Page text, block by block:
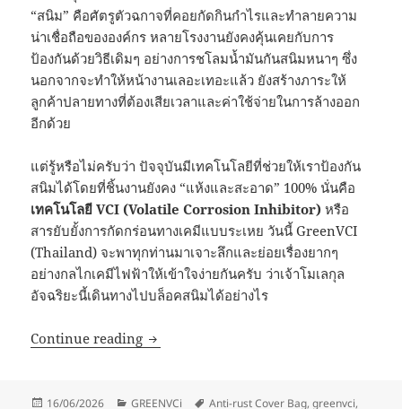
“สนิม” คือศัตรูตัวฉกาจที่คอยกัดกินกำไรและทำลายความ
น่าเชื่อถือขององค์กร หลายโรงงานยังคงคุ้นเคยกับการ
ป้องกันด้วยวิธีเดิมๆ อย่างการชโลมน้ำมันกันสนิมหนาๆ ซึ่ง
นอกจากจะทำให้หน้างานเลอะเทอะแล้ว ยังสร้างภาระให้
ลูกค้าปลายทางที่ต้องเสียเวลาและค่าใช้จ่ายในการล้างออก
อีกด้วย
แต่รู้หรือไม่ครับว่า ปัจจุบันมีเทคโนโลยีที่ช่วยให้เราป้องกัน
สนิมได้โดยที่ชิ้นงานยังคง “แห้งและสะอาด” 100% นั่นคือ
เทคโนโลยี VCI (Volatile Corrosion Inhibitor) หรือ
สารยับยั้งการกัดกร่อนทางเคมีแบบระเหย วันนี้ GreenVCI
(Thailand) จะพาทุกท่านมาเจาะลึกและย่อยเรื่องยากๆ
อย่างกลไกเคมีไฟฟ้าให้เข้าใจง่ายกันครับ ว่าเจ้าโมเลกุล
อัจฉริยะนี้เดินทางไปบล็อคสนิมได้อย่างไร
Continue reading เจาะลึกเทคโนโลยี VCI: โมเลกุลไอระเหย
Posted
16/06/2026 Categories
GREENVCi Tags
Anti-rust Cover Bag,greenvci,